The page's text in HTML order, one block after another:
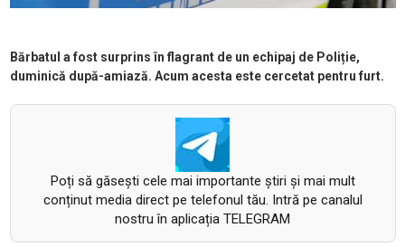
Bărbatul a fost surprins în flagrant de un echipaj de Poliție,
duminică după-amiază. Acum acesta este cercetat pentru furt.
Poți să găsești cele mai importante știri și mai mult
conținut media direct pe telefonul tău. Intră pe canalul
nostru în aplicația TELEGRAM